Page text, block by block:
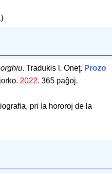
. Tradukis I. Oneţ. Prozo
2022.365 paĝoj.
pri la hororoj de la